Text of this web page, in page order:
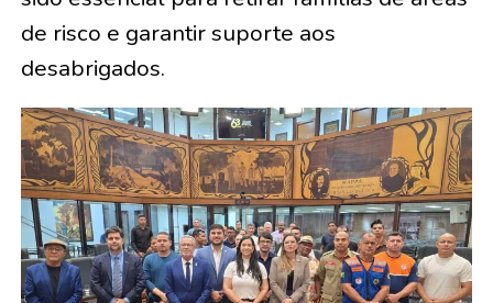
de risco e garantir suporte aos
desabrigados.